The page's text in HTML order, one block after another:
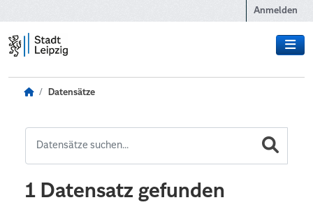
Anmelden
Datensätze
1 Datensatz gefunden